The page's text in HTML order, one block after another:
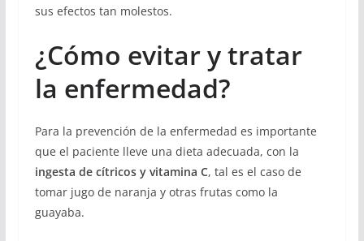
sus efectos tan molestos.
¿Cómo evitar y tratar
la enfermedad?
Para la prevención de la enfermedad es importante
que el paciente lleve una dieta adecuada, con la
ingesta de cítricos y vitamina C, tal es el caso de
tomar jugo de naranja y otras frutas como la
guayaba.